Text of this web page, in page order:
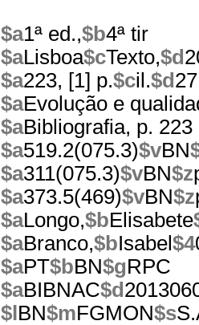
$a1ª ed.,$b4ª tir
$aLisboa$cTexto,$d
$a223, [1] p.$cil.$d
$aEvolução e
$aBibliografia, p. 223
$a519.2(075.3)$vBN
$a311(075.3)$vBN$z
$a373.5(469)$vBN$z
$aLongo,$bElisabete
$aBranco,$bIsabel $4
$aPT$bBN$gRPC
$aBIBNAC$d
$l BN$mFGMON$s